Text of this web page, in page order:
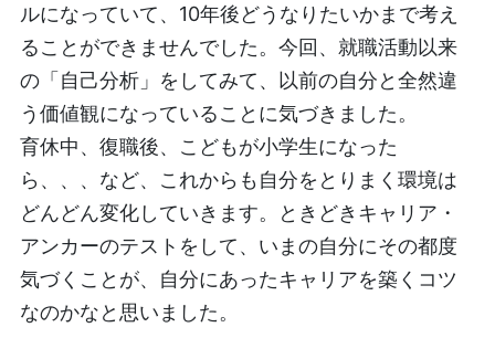
ルになっていて、10年後どうなりたいかまで考え
ることができませんでした。今回、就職活動以来
の「自己分析」をしてみて、以前の自分と全然違
う価値観になっていることに気づきました。
育休中、復職後、こどもが小学生になった
ら、、、など、これからも自分をとりまく環境は
どんどん変化していきます。ときどきキャリア・
アンカーのテストをして、いまの自分にその都度
気づくことが、自分にあったキャリアを築くコツ
なのかなと思いました。